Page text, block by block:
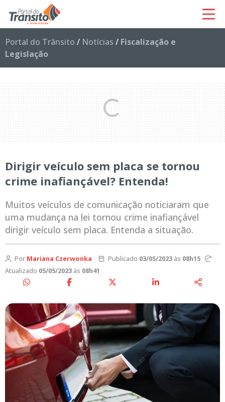
Portal do Trânsito / Notícias / Fiscalização e
Legislação
Dirigir veículo sem placa se tornou
crime inafiançável? Entenda!
Muitos veículos de comunicação noticiaram que
uma mudança na lei tornou crime inafiançável
dirigir veículo sem placa. Entenda a situação.
Por Mariana Czerwonka Publicado 03/05/2023às 08h15
Atualizado 05/05/2023 às 08h41